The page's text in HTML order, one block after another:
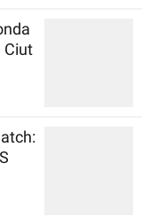
Ciut